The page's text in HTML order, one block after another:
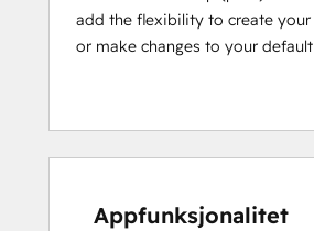
add the flexibility to create
or make changes to your
Appfunksjonalitet